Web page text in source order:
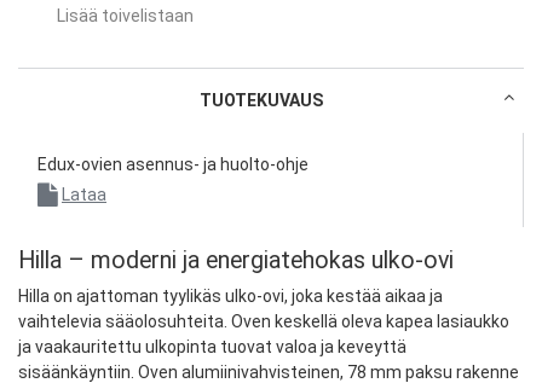
Lisää toivelistaan
TUOTEKUVAUS
Edux-ovien asennus- ja huolto-ohje
Lataa
Hilla – moderni ja energiatehokas ulko-ovi
Hilla on ajattoman tyylikäs ulko-ovi, joka kestää aikaa ja
vaihtelevia sääolosuhteita. Oven keskellä oleva kapea lasiaukko
ja vaakauritettu ulkopinta tuovat valoa ja keveyttä
sisäänkäyntiin. Oven alumiinivahvisteinen, 78 mm paksu rakenne